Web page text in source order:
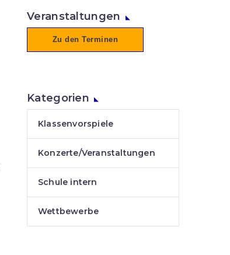
Veranstaltungen
Zu den Terminen
Kategorien
Klassenvorspiele
Konzerte/Veranstaltungen
Schule intern
Wettbewerbe